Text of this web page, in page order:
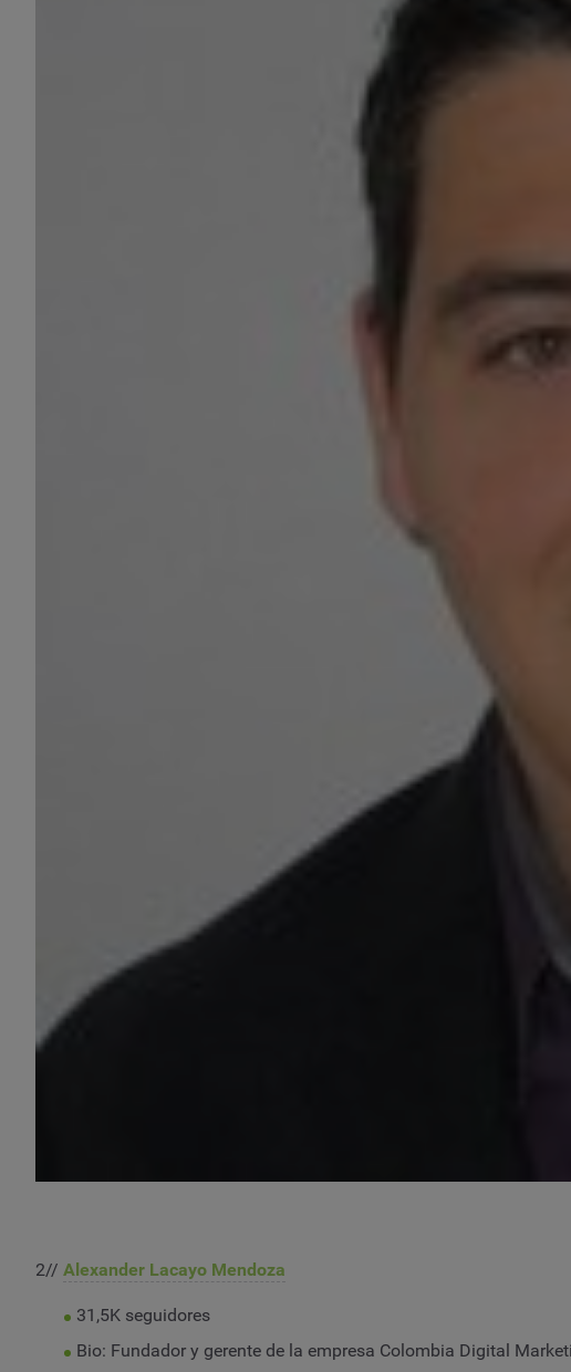
2// Alexander Lacayo Mendoza
31,5K seguidores
Bio: Fundador y gerente de la empresa Colombia Digital